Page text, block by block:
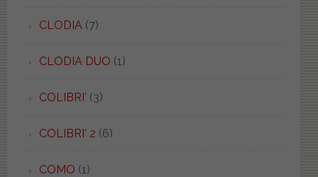
CLODIA (7)
CLODIA DUO (1)
COLIBRI' (3)
COLIBRI' 2 (6)
COMO (1)